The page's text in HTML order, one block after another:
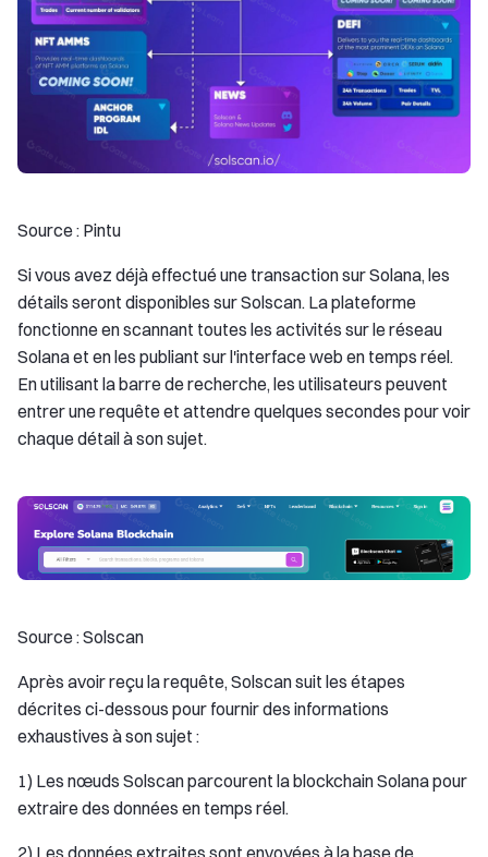
Source : Pintu
Si vous avez déjà effectué une transaction sur Solana, les
détails seront disponibles sur Solscan. La plateforme
fonctionne en scannant toutes les activités sur le réseau
Solana et en les publiant sur l'interface web en temps réel.
En utilisant la barre de recherche, les utilisateurs peuvent
entrer une requête et attendre quelques secondes pour voir
chaque détail à son sujet.
Source : Solscan
Après avoir reçu la requête, Solscan suit les étapes
décrites ci-dessous pour fournir des informations
exhaustives à son sujet :
1) Les nœuds Solscan parcourent la blockchain Solana pour
extraire des données en temps réel.
2) Les données extraites sont envoyées à la base de